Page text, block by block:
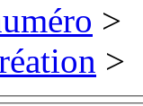
>
>